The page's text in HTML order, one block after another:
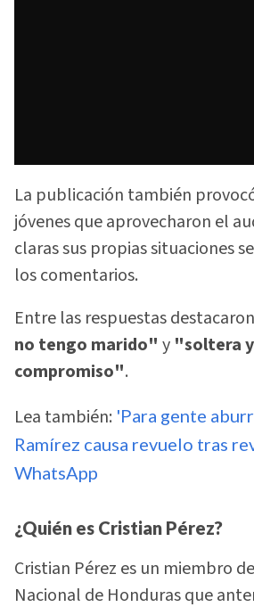
La publicación también
jóvenes que aprovecharon el
claras sus propias situaciones
los comentarios.
Entre las respuestas
no tengo marido" y "soltera
compromiso".
Lea también: 'Para gente
Ramírez causa revuelo tras
WhatsApp
¿Quién es Cristian Pérez?
Cristian Pérez es un miembro
Nacional de Honduras que